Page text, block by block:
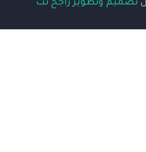
تصميم وتطوير راجح نت